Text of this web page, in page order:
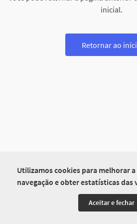
Utilizamos cookies para melhorar
navegação e obter estatísticas das
Aceitar e fechar
inicial.
Retornar ao